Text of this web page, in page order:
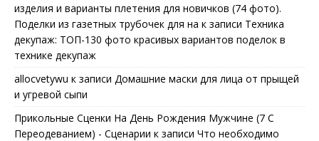
изделия и варианты плетения для новичков (74 фото).
Поделки из газетных трубочек для на к записи Техника
декупаж: ТОП-130 фото красивых вариантов поделок в
технике декупаж
allocvetywu к записи Домашние маски для лица от прыщей
и угревой сыпи
Прикольные Сценки На День Рождения Мужчине (7 С
Переодеванием) - Сценарии к записи Что необходимо